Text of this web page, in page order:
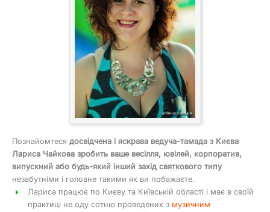
Познайомтеся досвідчена і яскрава ведуча-тамада з Києва
Лариса Чайкова зробить ваше весілля, ювілей, корпоратив,
випускний або будь-який інший захід святкового типу
незабутніми і головне такими як ви побажаєте.
Лариса працює по Києву та Київській області і має в своїй
практиці не оду сотню проведених з музичним